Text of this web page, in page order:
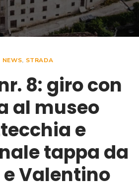
NEWS, STRADA
8: giro con
al museo
e
tappa da
Valentino